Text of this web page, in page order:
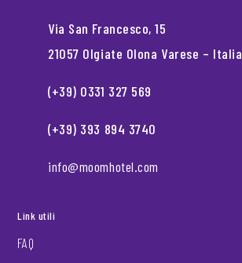
Via San Francesco, 15
21057 Olgiate Olona Varese – Italia
(+39) 0331 327 569
(+39) 393 894 3740
info@moomhotel.com
Link utili
FAQ